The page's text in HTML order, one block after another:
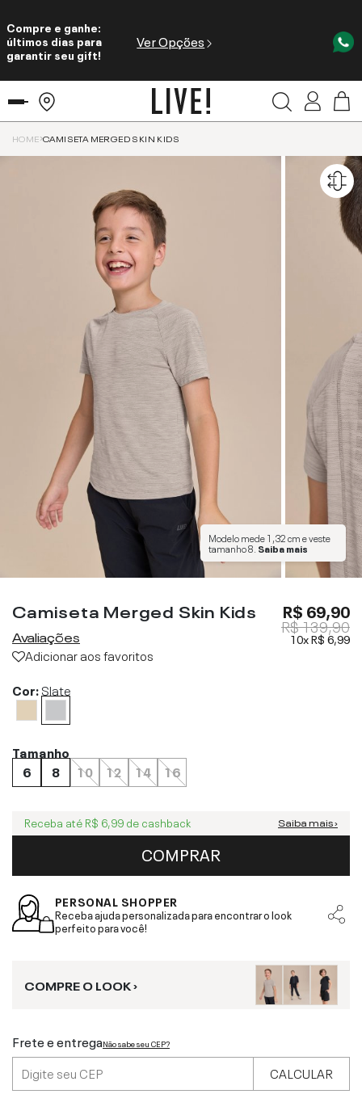
Compre e ganhe:
últimos dias para
garantir seu gift!
Ver Opções
HOME CAMISETA MERGED SKIN KIDS
Modelo mede1,32 cme veste
tamanho8 Saiba mais
Camiseta Merged Skin Kids
Avaliações
Adicionar aos favoritos
R$ 69,90
R$ 139,90
10xR$ 6,99
Cor:Slate
Tamanho
6
8 10 12 14 16
Receba até R$ 6,99 de cashback Saiba mais ›
COMPRAR
PERSONAL SHOPPER
Receba ajuda personalizada para encontrar o look
perfeito para você!
COMPRE O LOOK ›
Frete e entregaNão sabe seu CEP?
CALCULAR